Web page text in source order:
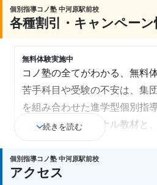
個別指導コノ塾 中河原駅前校
各種割引・キャンペーン
無料体験実施中
コノ塾の全てがわかる、無料
苦手科目や受験の不安は、集
を組み合わせた進学型個別指
去問分析のオリジナル教材と
軟な振替システムで忙しい中
両立が可能。ワンランク上の
続きを読む
個別指導コノ塾 中河原駅前校
アクセス